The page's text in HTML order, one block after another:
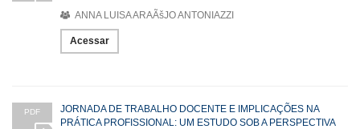
ANNA LUISA ARAÃšJO ANTONIAZZI
Acessar
PDF
JORNADA DE TRABALHO DOCENTE E IMPLICAÇÕES NA
PRÁTICA PROFISSIONAL: UM ESTUDO SOB A PERSPECTIVA